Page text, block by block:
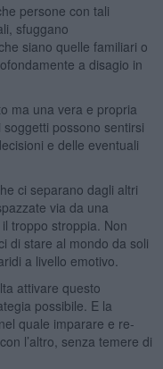
persone con tali
sfuggano
siano quelle familiari o
a disagio in
ma una vera e propria
possono sentirsi
e delle eventuali
ci separano dagli altri
via da una
troppo stroppia. Non
di stare al mondo da soli
a livello emotivo.
attivare questo
possibile. E la
quale imparare e re-
l’altro, senza temere di